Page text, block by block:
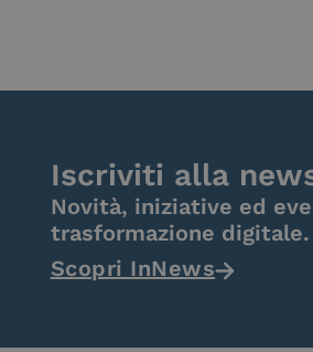
Iscriviti alla
Novità, iniziative ed
trasformazione digitale.
Scopri InNews